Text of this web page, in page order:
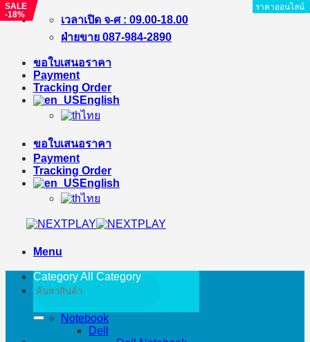
Skip
เวลาเปิด จ-ศ : 09.00-18.00
ฝ่ายขาย 087-984-2890
ขอใบเสนอราคา
Payment
Tracking Order
English
ไทย
ขอใบเสนอราคา
Payment
Tracking Order
English
ไทย
Menu
Search
for:
Category All Category
Notebook
Dell
ราคาออนไลน์
ราคาออนไลน์
SALE
-18%
ราคาออนไลน์
ราคาออนไลน์
ราคาออนไลน์
ราคาออนไลน์
ราคาออนไลน์
ราคาออนไลน์
ราคาออนไลน์